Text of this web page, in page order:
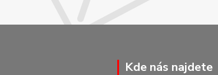
Kde nás najdete